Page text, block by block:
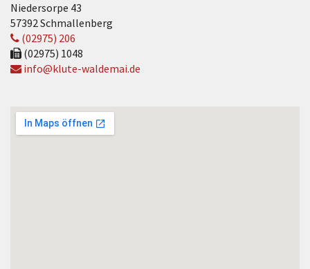
Niedersorpe 43
57392 Schmallenberg
(02975) 206
(02975) 1048
info@klute-waldemai.de